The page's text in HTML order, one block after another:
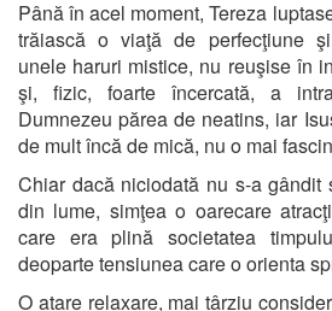
Până în acel moment, Tereza
trăiască o viaţă de perfecţiune
unele haruri mistice, nu reuşise în
şi, fizic, foarte încercată, a
Dumnezeu părea de neatins, iar
de mult încă de mică, nu o mai
Chiar dacă niciodată nu s-a
din lume, simţea o oarecare
care era plină societatea
deoparte tensiunea care o orienta
O atare relaxare, mai târziu